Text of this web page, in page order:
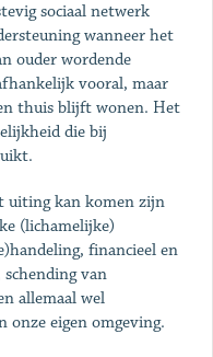
sociaal netwerk
wanneer het
ouder wordende
vooral, maar
thuis blijft wonen. Het
die bij
uiting kan komen zijn
(lichamelijke)
financieel en
van
allemaal wel
onze eigen omgeving.